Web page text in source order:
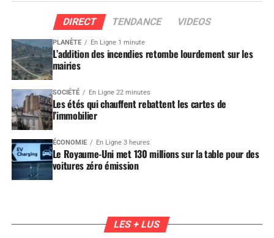
DIRECT TENDANCE VIDEOS
PLANÈTE En Ligne 1 minute
L’addition des incendies retombe lourdement sur les
mairies
SOCIÉTÉ En Ligne 22 minutes
Les étés qui chauffent rebattent les cartes de
l’immobilier
ÉCONOMIE En Ligne 3 heures
Le Royaume-Uni met 130 millions sur la table pour des
voitures zéro émission
LES + LUS